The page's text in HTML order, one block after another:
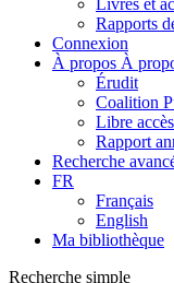
Rapports
Connexion
À propos À
Érudit
Coalition
Libre accès
Rapport
Recherche
FR
Français
English
Ma bibliothèque
Recherche simple